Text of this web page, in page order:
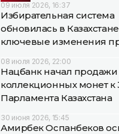
09 июля 2026, 16:37
Избирательная система
обновилась в
ключевые изменения
08 июля 2026, 22:00
Нацбанк начал продажи
коллекционных монет к
Парламента Казахстана
30 июня 2026, 15:45
Амирбек Оспанбеков